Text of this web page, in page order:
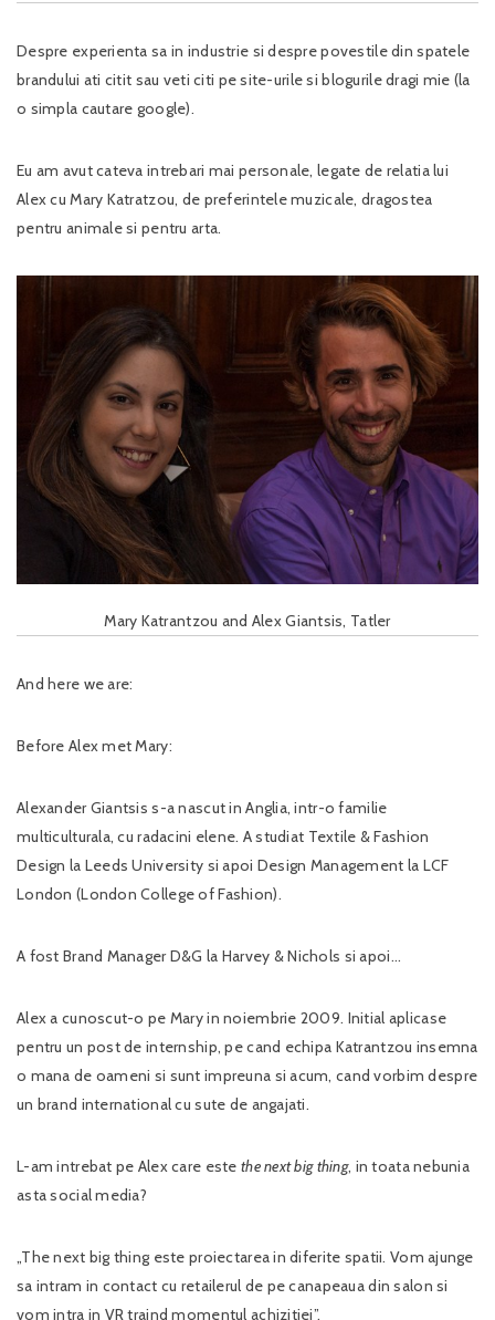
Despre experienta sa in industrie si despre povestile din spatele
brandului ati citit sau veti citi pe site-urile si blogurile dragi mie (la
o simpla cautare google).
Eu am avut cateva intrebari mai personale, legate de relatia lui
Alex cu Mary Katratzou, de preferintele muzicale, dragostea
pentru animale si pentru arta.
Mary Katrantzou and Alex Giantsis, Tatler
And here we are:
Before Alex met Mary:
Alexander Giantsis s-a nascut in Anglia, intr-o familie
multiculturala, cu radacini elene. A studiat Textile & Fashion
Design la Leeds University si apoi Design Management la LCF
London (London College of Fashion).
A fost Brand Manager D&G la Harvey & Nichols si apoi…
Alex a cunoscut-o pe Mary in noiembrie 2009. Initial aplicase
pentru un post de internship, pe cand echipa Katrantzou insemna
o mana de oameni si sunt impreuna si acum, cand vorbim despre
un brand international cu sute de angajati.
L-am intrebat pe Alex care este the next big thing, in toata nebunia
asta social media?
„The next big thing este proiectarea in diferite spatii. Vom ajunge
sa intram in contact cu retailerul de pe canapeaua din salon si
vom intra in VR traind momentul achizitiei”.